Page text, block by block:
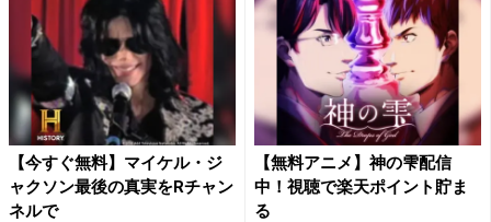
【今すぐ無料】マイケル・ジ
ャクソン最後の真実をRチャン
ネルで
【無料アニメ】神の雫配信
中！視聴で楽天ポイント貯ま
る